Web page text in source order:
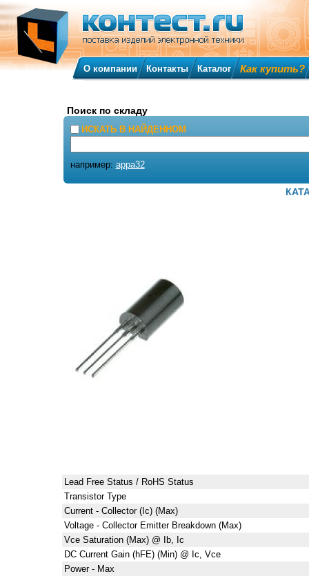
Lead Free Status / RoHS Status
Transistor Type
Current - Collector (Ic) (Max)
Voltage - Collector Emitter Breakdown (Max)
Vce Saturation (Max) @ Ib, Ic
DC Current Gain (hFE) (Min) @ Ic, Vce
Power - Max
О компании Контакты Каталог Как купить?
Поиск по складу
ИСКАТЬ В НАЙДЕННОМ
например: appa32